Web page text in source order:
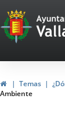
Portal
Web
del
de
InicioTemas
Ambiente